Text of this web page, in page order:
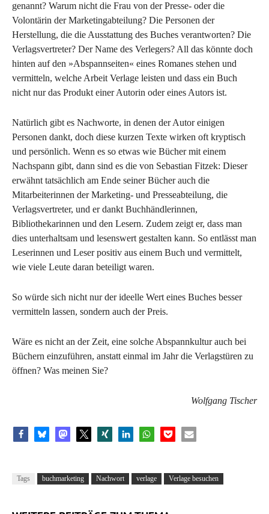
genannt? Warum nicht die Frau von der Presse- oder die
Volontärin der Marketingabteilung? Die Personen der
Herstellung, die die Ausstattung des Buches verantworten? Die
Verlagsvertreter? Der Name des Verlegers? All das könnte doch
hinten auf den »Abspannseiten« eines Romanes stehen und
vermitteln, welche Arbeit Verlage leisten und dass ein Buch
nicht nur das Produkt einer Autorin oder eines Autors ist.
Natürlich gibt es Nachworte, in denen der Autor einigen
Personen dankt, doch diese kurzen Texte wirken oft kryptisch
und persönlich. Wenn es so etwas wie Bücher mit einem
Nachspann gibt, dann sind es die von Sebastian Fitzek: Dieser
erwähnt tatsächlich am Ende seiner Bücher auch die
Mitarbeiterinnen der Marketing- und Presseabteilung, die
Verlagsvertreter, und er dankt Buchhändlerinnen,
Bibliothekarinnen und den Lesern. Zudem zeigt er, dass man
dies unterhaltsam und lesenswert gestalten kann. So entlässt man
Leserinnen und Leser positiv aus einem Buch und vermittelt,
wie viele Leute daran beteiligt waren.
So würde sich nicht nur der ideelle Wert eines Buches besser
vermitteln lassen, sondern auch der Preis.
Wäre es nicht an der Zeit, eine solche Abspannkultur auch bei
Büchern einzuführen, anstatt einmal im Jahr die Verlagstüren zu
öffnen? Was meinen Sie?
Wolfgang Tischer
Tags buchmarketing Nachwort verlage Verlage besuchen